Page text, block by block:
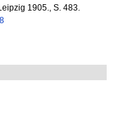
1905., S. 483.